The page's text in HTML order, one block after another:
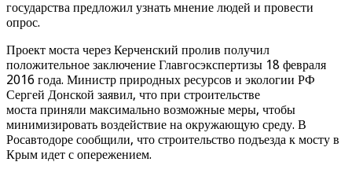
государства предложил узнать мнение людей и провести
опрос.
Проект моста через Керченский пролив получил
положительное заключение Главгосэкспертизы 18 февраля
2016 года. Министр природных ресурсов и экологии РФ
Сергей Донской заявил, что при строительстве
моста приняли максимально возможные меры, чтобы
минимизировать воздействие на окружающую среду. В
Росавтодоре сообщили, что строительство подъезда к мосту в
Крым идет с опережением.